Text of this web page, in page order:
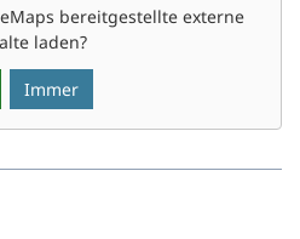
bereitgestellte externe
laden?
Immer